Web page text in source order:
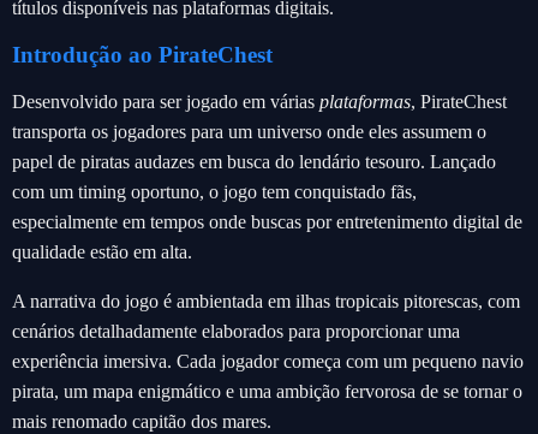
títulos disponíveis nas plataformas digitais.
Introdução ao PirateChest
Desenvolvido para ser jogado em várias plataformas, PirateChest
transporta os jogadores para um universo onde eles assumem o
papel de piratas audazes em busca do lendário tesouro. Lançado
com um timing oportuno, o jogo tem conquistado fãs,
especialmente em tempos onde buscas por entretenimento digital de
qualidade estão em alta.
A narrativa do jogo é ambientada em ilhas tropicais pitorescas, com
cenários detalhadamente elaborados para proporcionar uma
experiência imersiva. Cada jogador começa com um pequeno navio
pirata, um mapa enigmático e uma ambição fervorosa de se tornar o
mais renomado capitão dos mares.